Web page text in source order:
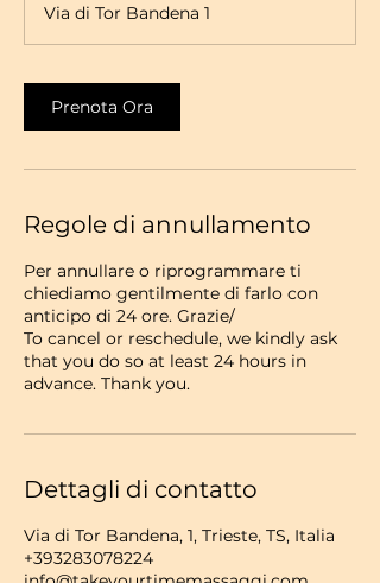
i
n
t
i
Via di Tor Bandena 1
Prenota Ora
Regole di annullamento
Per annullare o riprogrammare ti
chiediamo gentilmente di farlo con
anticipo di 24 ore. Grazie/
To cancel or reschedule, we kindly ask
that you do so at least 24 hours in
advance. Thank you.
Dettagli di contatto
Via di Tor Bandena, 1, Trieste, TS, Italia
+393283078224